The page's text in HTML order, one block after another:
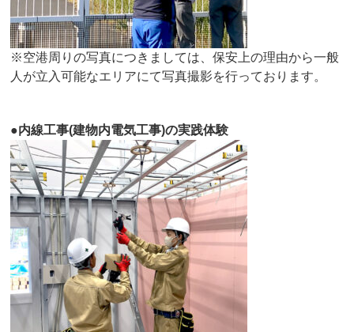
※空港周りの写真につきましては、保安上の理由から一般
人が立入可能なエリアにて写真撮影を行っております。
●内線工事(建物内電気工事)の実践体験